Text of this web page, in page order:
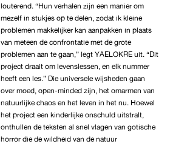
louterend. “Hun verhalen zijn een manier om
mezelf in stukjes op te delen, zodat ik kleine
problemen makkelijker kan aanpakken in plaats
van meteen de confrontatie met de grote
problemen aan te gaan,” legt YAELOKRE uit. “Dit
project draait om levenslessen, en elk nummer
heeft een les.” Die universele wijsheden gaan
over moed, open-minded zijn, het omarmen van
natuurlijke chaos en het leven in het nu. Hoewel
het project een kinderlijke onschuld uitstralt,
onthullen de teksten al snel vlagen van gotische
horror die de wildheid van de natuur